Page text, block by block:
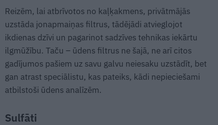
Reizēm, lai atbrīvotos no kaļķakmens, privātmājās
uzstāda jonapmaiņas filtrus, tādējādi atvieglojot
ikdienas dzīvi un pagarinot sadzīves tehnikas iekārtu
ilgmūžību. Taču – ūdens filtrus ne šajā, ne arī citos
gadījumos pašiem uz savu galvu neiesaku uzstādīt, bet
gan atrast speciālistu, kas pateiks, kādi nepieciešami
atbilstoši ūdens analīzēm.
Sulfāti